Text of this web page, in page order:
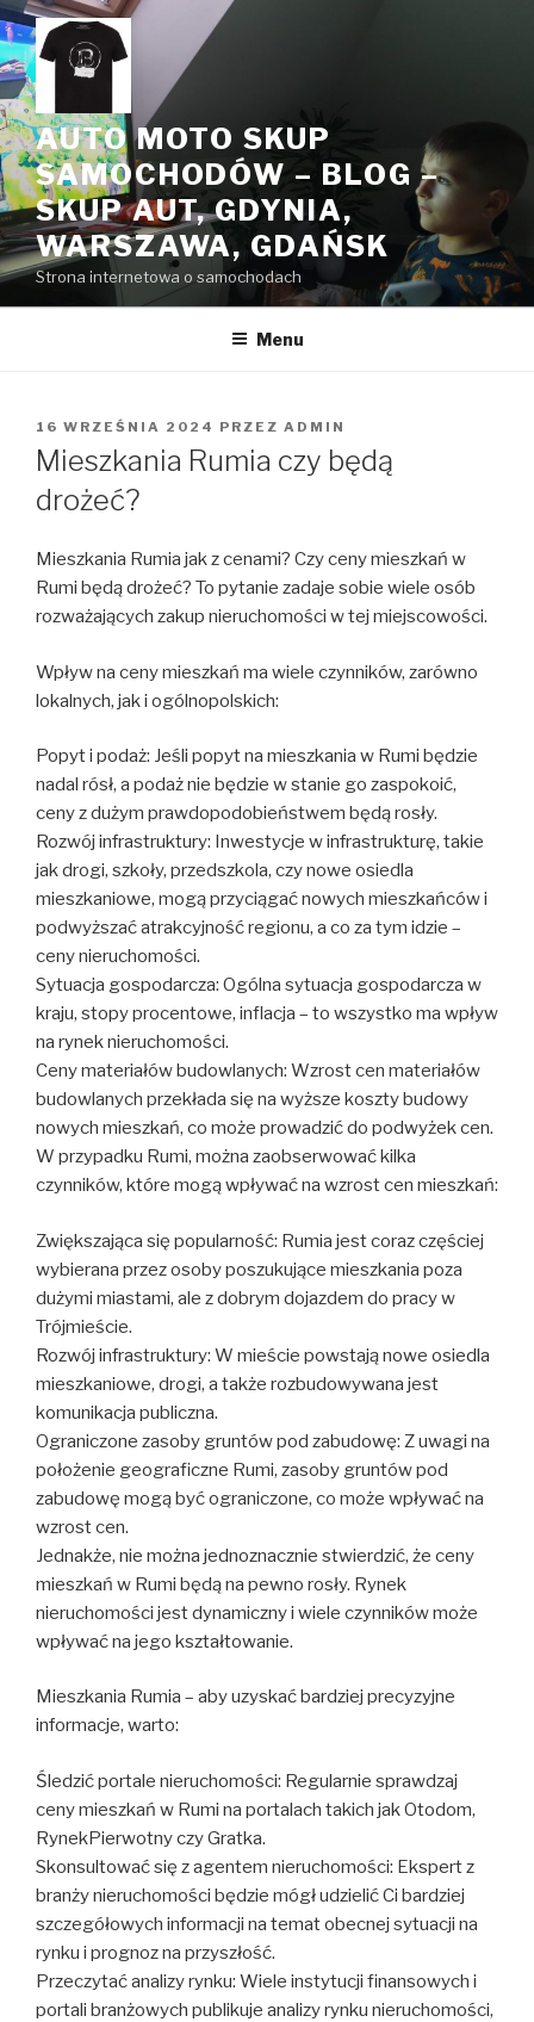
Przeskocz
do
treści
AUTO MOTO SKUP
SAMOCHODÓW – BLOG –
SKUP AUT, GDYNIA,
WARSZAWA, GDAŃSK
Strona internetowa o samochodach
Menu
OPUBLIKOWANE
W
16 WRZEŚNIA 2024 PRZEZ ADMIN
Mieszkania Rumia czy będą
drożeć?
Mieszkania Rumia jak z cenami? Czy ceny mieszkań w
Rumi będą drożeć? To pytanie zadaje sobie wiele osób
rozważających zakup nieruchomości w tej miejscowości.
Wpływ na ceny mieszkań ma wiele czynników, zarówno
lokalnych, jak i ogólnopolskich:
Popyt i podaż: Jeśli popyt na mieszkania w Rumi będzie
nadal rósł, a podaż nie będzie w stanie go zaspokoić,
ceny z dużym prawdopodobieństwem będą rosły.
Rozwój infrastruktury: Inwestycje w infrastrukturę, takie
jak drogi, szkoły, przedszkola, czy nowe osiedla
mieszkaniowe, mogą przyciągać nowych mieszkańców i
podwyższać atrakcyjność regionu, a co za tym idzie –
ceny nieruchomości.
Sytuacja gospodarcza: Ogólna sytuacja gospodarcza w
kraju, stopy procentowe, inflacja – to wszystko ma wpływ
na rynek nieruchomości.
Ceny materiałów budowlanych: Wzrost cen materiałów
budowlanych przekłada się na wyższe koszty budowy
nowych mieszkań, co może prowadzić do podwyżek cen.
W przypadku Rumi, można zaobserwować kilka
czynników, które mogą wpływać na wzrost cen mieszkań:
Zwiększająca się popularność: Rumia jest coraz częściej
wybierana przez osoby poszukujące mieszkania poza
dużymi miastami, ale z dobrym dojazdem do pracy w
Trójmieście.
Rozwój infrastruktury: W mieście powstają nowe osiedla
mieszkaniowe, drogi, a także rozbudowywana jest
komunikacja publiczna.
Ograniczone zasoby gruntów pod zabudowę: Z uwagi na
położenie geograficzne Rumi, zasoby gruntów pod
zabudowę mogą być ograniczone, co może wpływać na
wzrost cen.
Jednakże, nie można jednoznacznie stwierdzić, że ceny
mieszkań w Rumi będą na pewno rosły. Rynek
nieruchomości jest dynamiczny i wiele czynników może
wpływać na jego kształtowanie.
Mieszkania Rumia – aby uzyskać bardziej precyzyjne
informacje, warto:
Śledzić portale nieruchomości: Regularnie sprawdzaj
ceny mieszkań w Rumi na portalach takich jak Otodom,
RynekPierwotny czy Gratka.
Skonsultować się z agentem nieruchomości: Ekspert z
branży nieruchomości będzie mógł udzielić Ci bardziej
szczegółowych informacji na temat obecnej sytuacji na
rynku i prognoz na przyszłość.
Przeczytać analizy rynku: Wiele instytucji finansowych i
portali branżowych publikuje analizy rynku nieruchomości,